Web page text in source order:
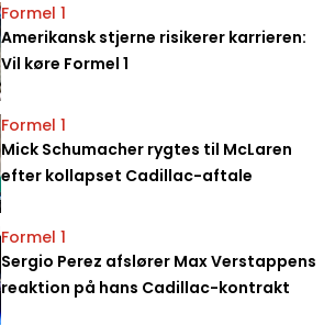
Formel 1
Amerikansk stjerne risikerer karrieren:
Vil køre Formel 1
Formel 1
Mick Schumacher rygtes til McLaren
efter kollapset Cadillac-aftale
Formel 1
Sergio Perez afslører Max Verstappens
reaktion på hans Cadillac-kontrakt